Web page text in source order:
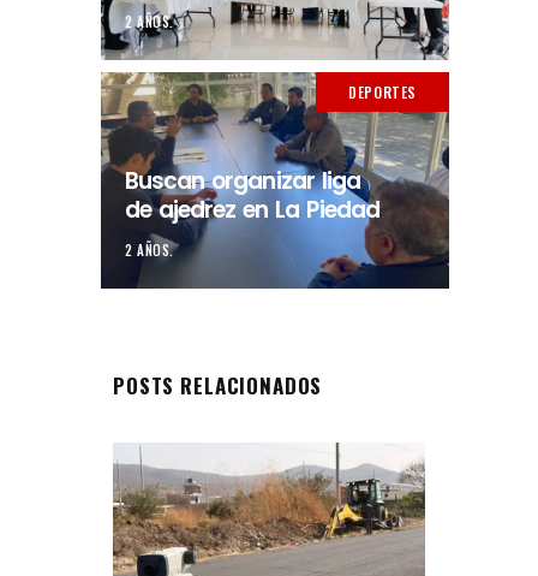
2 AÑOS.
DEPORTES
Buscan organizar liga
de ajedrez en La Piedad
2 AÑOS.
POSTS RELACIONADOS